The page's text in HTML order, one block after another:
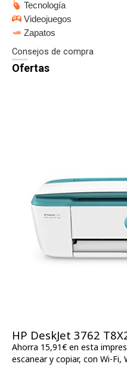
Tecnología
Videojuegos
Zapatos
Consejos de compra
Ofertas
HP DeskJet 3762
Ahorra 15,91€ en esta
escanear y copiar, con Wi-Fi,